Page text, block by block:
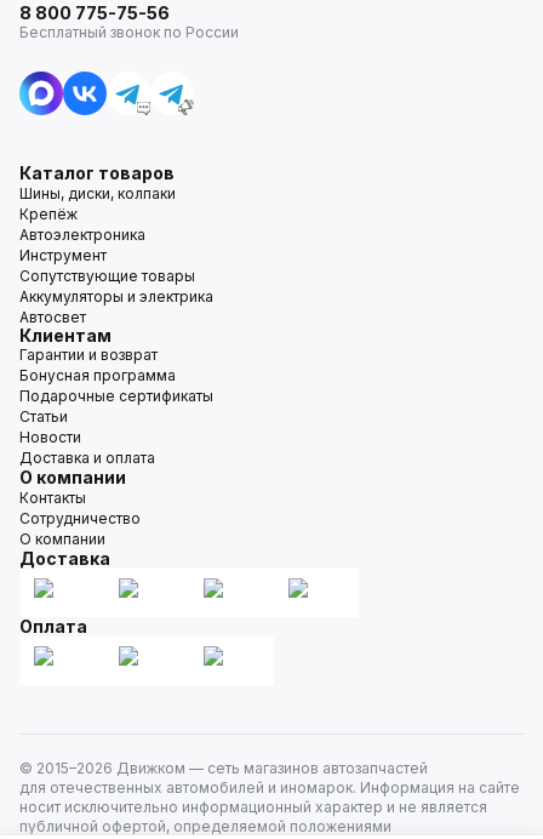
8 800 775-75-56
Бесплатный звонок по России
Каталог товаров
Шины, диски, колпаки
Крепёж
Автоэлектроника
Инструмент
Сопутствующие товары
Аккумуляторы и электрика
Автосвет
Клиентам
Гарантии и возврат
Бонусная программа
Подарочные сертификаты
Статьи
Новости
Доставка и оплата
О компании
Контакты
Сотрудничество
О компании
Доставка
Оплата
© 2015–2026 Движком — сеть магазинов автозапчастей
для отечественных автомобилей и иномарок. Информация на сайте
носит исключительно информационный характер и не является
публичной офертой, определяемой положениями